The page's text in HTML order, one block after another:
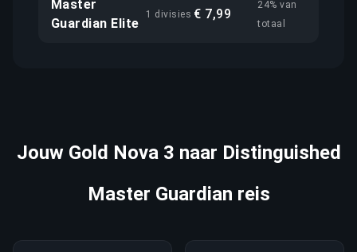
Master
Guardian Elite
1 divisies € 7,99
24% van
totaal
Jouw Gold Nova 3 naar Distinguished
Master Guardian reis